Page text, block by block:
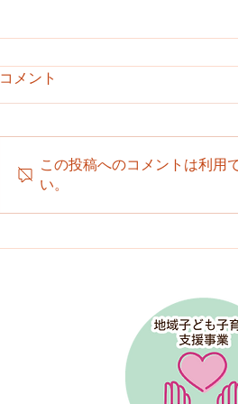
コメント
この投稿へのコメントは利用
い。